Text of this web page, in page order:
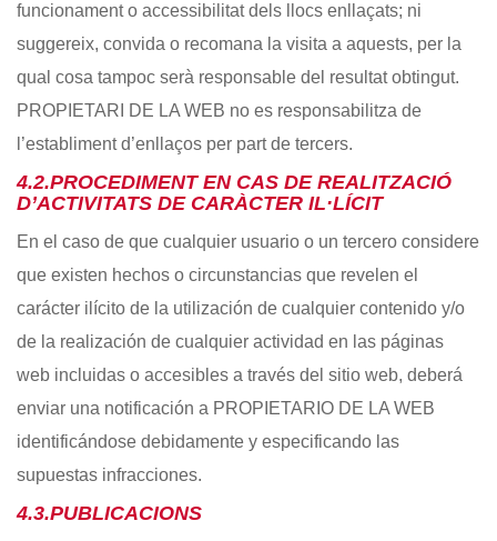
funcionament o accessibilitat dels llocs enllaçats; ni
suggereix, convida o recomana la visita a aquests, per la
qual cosa tampoc serà responsable del resultat obtingut.
PROPIETARI DE LA WEB no es responsabilitza de
l’establiment d’enllaços per part de tercers.
4.2.PROCEDIMENT EN CAS DE REALITZACIÓ
D’ACTIVITATS DE CARÀCTER IL·LÍCIT
En el caso de que cualquier usuario o un tercero considere
que existen hechos o circunstancias que revelen el
carácter ilícito de la utilización de cualquier contenido y/o
de la realización de cualquier actividad en las páginas
web incluidas o accesibles a través del sitio web, deberá
enviar una notificación a PROPIETARIO DE LA WEB
identificándose debidamente y especificando las
supuestas infracciones.
4.3.PUBLICACIONS